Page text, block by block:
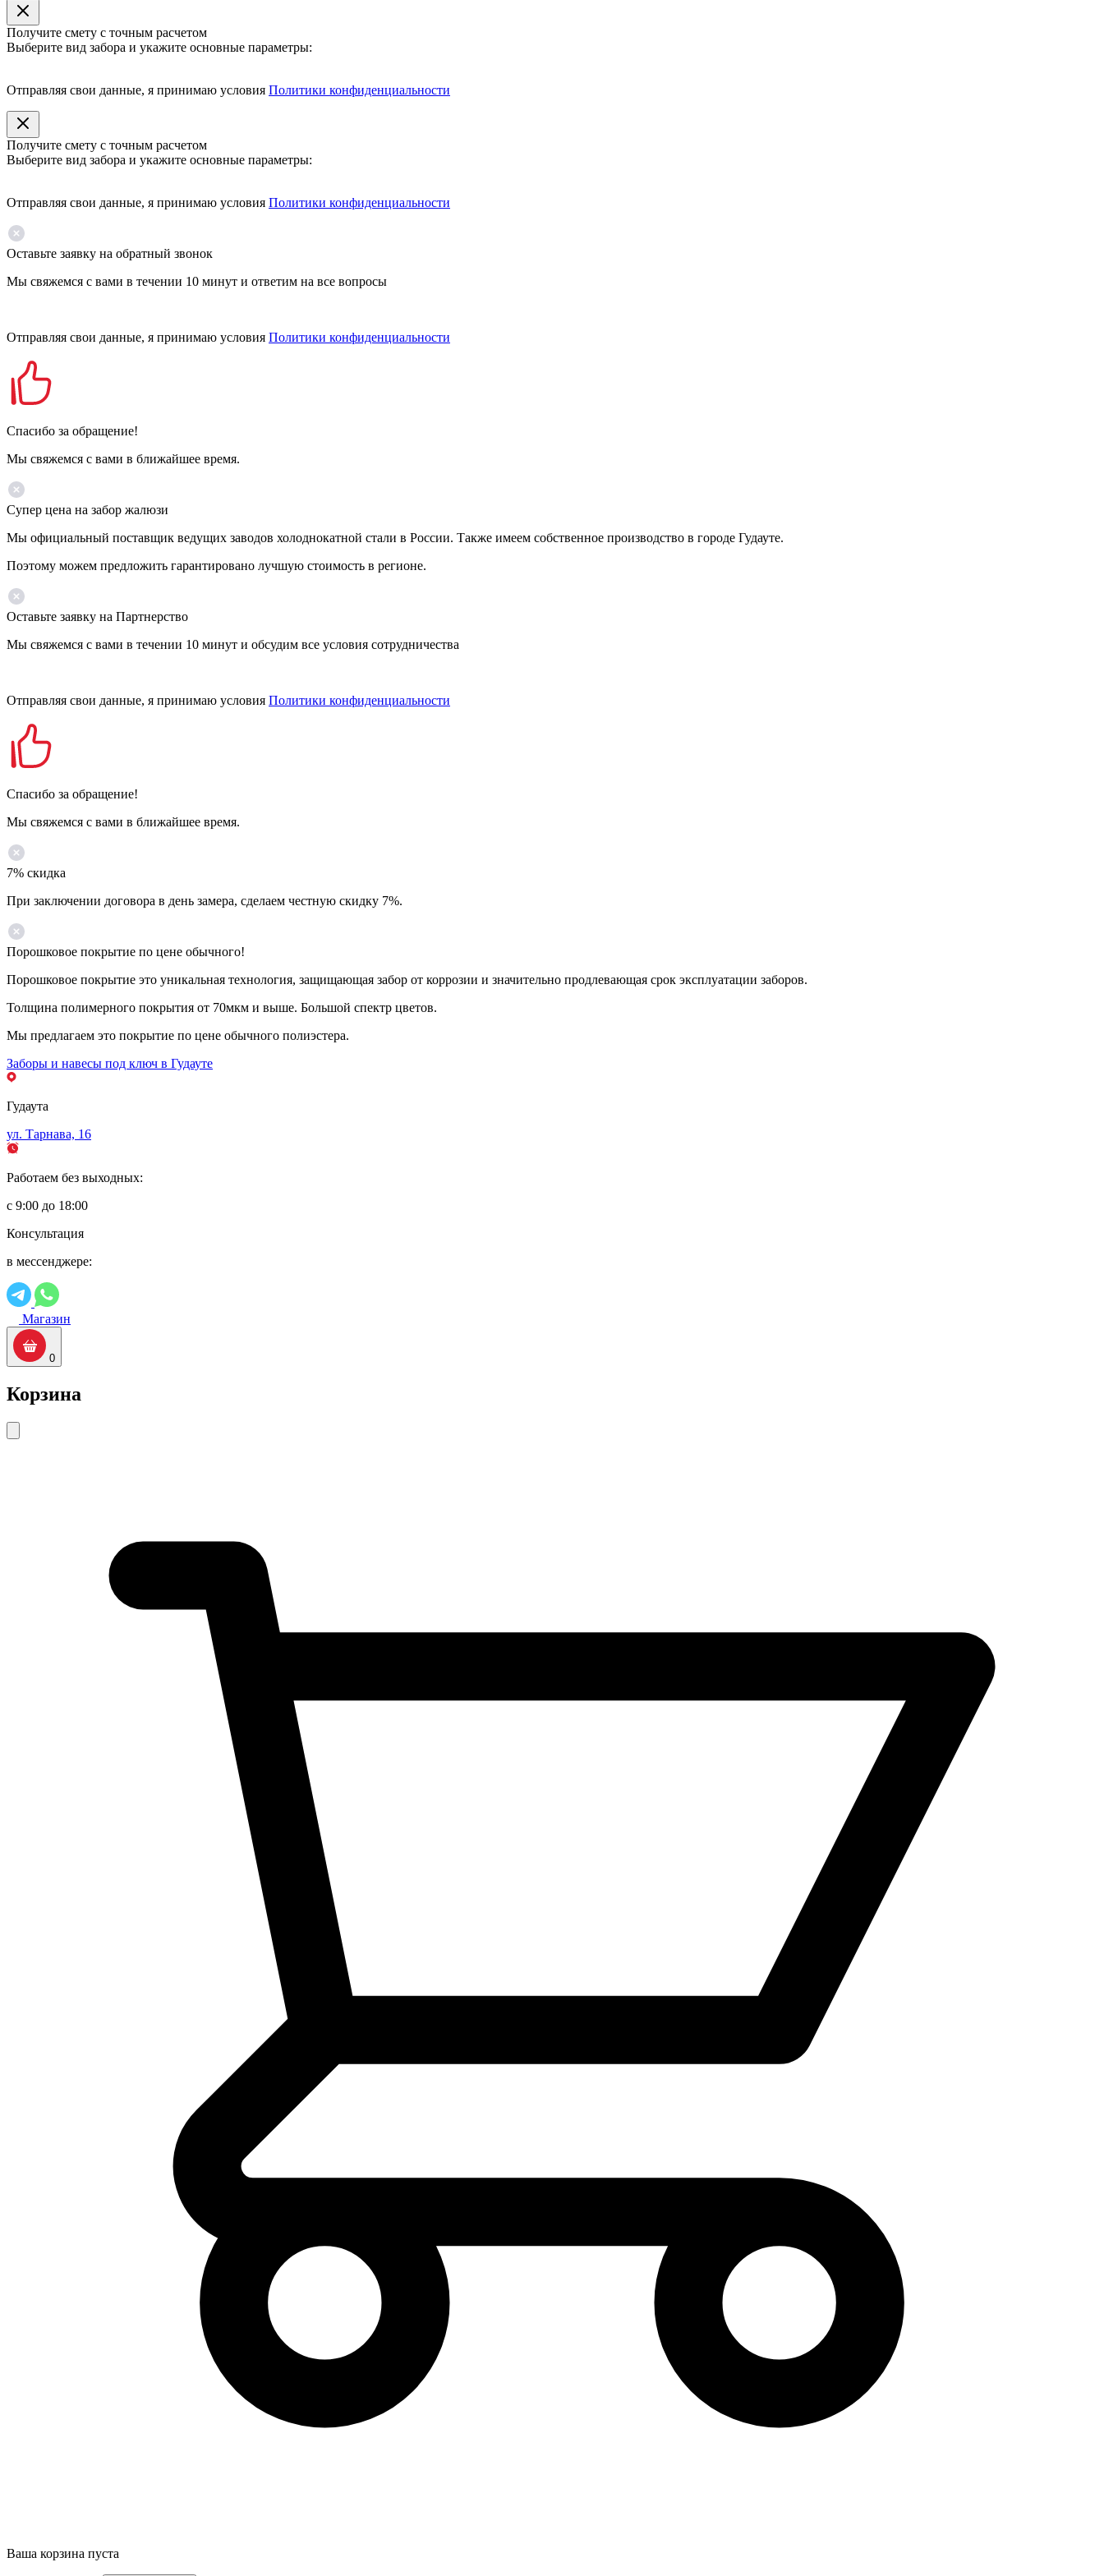
Получите смету с точным расчетом
Выберите вид забора и укажите основные параметры:
Отправляя свои данные, я принимаю условия Политики конфиденциальности
Получите смету с точным расчетом
Выберите вид забора и укажите основные параметры:
Отправляя свои данные, я принимаю условия Политики конфиденциальности
Оставьте заявку на обратный звонок
Мы свяжемся с вами в течении 10 минут и ответим на все вопросы
Отправляя свои данные, я принимаю условия Политики конфиденциальности
Спасибо за обращение!
Мы свяжемся с вами в ближайшее время.
Супер цена на забор жалюзи
Мы официальный поставщик ведущих заводов холоднокатной стали в России. Также имеем собственное производство в городе Гудауте.
Поэтому можем предложить гарантировано лучшую стоимость в регионе.
Оставьте заявку на Партнерство
Мы свяжемся с вами в течении 10 минут и обсудим все условия сотрудничества
Отправляя свои данные, я принимаю условия Политики конфиденциальности
Спасибо за обращение!
Мы свяжемся с вами в ближайшее время.
7% скидка
При заключении договора в день замера, сделаем честную скидку 7%.
Порошковое покрытие по цене обычного!
Порошковое покрытие это уникальная технология, защищающая забор от коррозии и значительно продлевающая срок эксплуатации заборов.
Толщина полимерного покрытия от 70мкм и выше. Большой спектр цветов.
Мы предлагаем это покрытие по цене обычного полиэстера.
Заборы и навесы под ключ в Гудауте
Гудаута
ул. Тарнава, 16
Работаем без выходных:
с 9:00 до 18:00
Консультация
в мессенджере:
Магазин
0
Корзина
Ваша корзина пуста